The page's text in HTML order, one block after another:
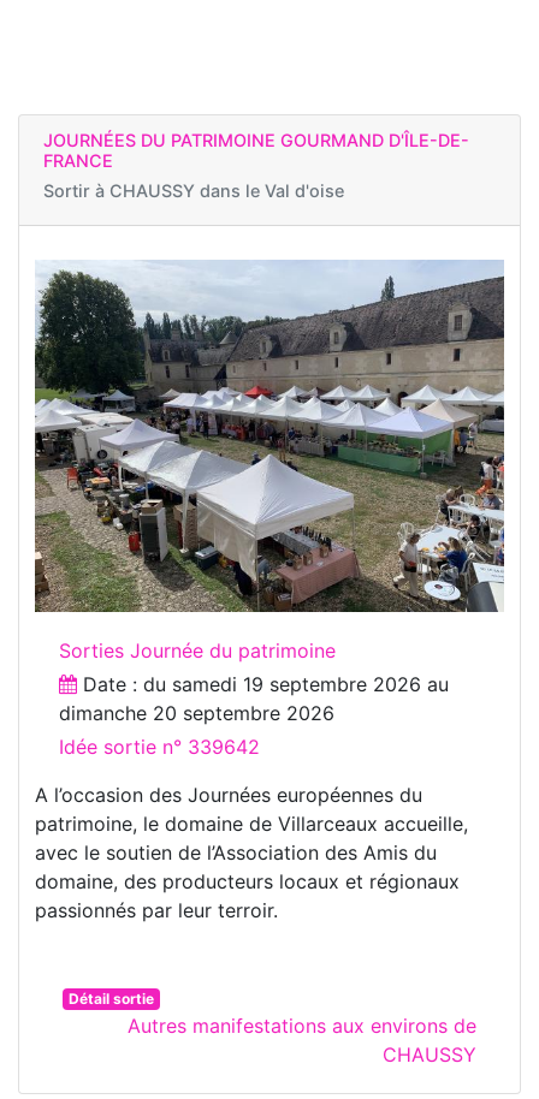
JOURNÉES DU PATRIMOINE GOURMAND D'ÎLE-DE-
FRANCE
Sortir à CHAUSSY dans le Val d'oise
Sorties Journée du patrimoine
Date : du samedi 19 septembre 2026 au
dimanche 20 septembre 2026
Idée sortie n° 339642
A l’occasion des Journées européennes du
patrimoine, le domaine de Villarceaux accueille,
avec le soutien de l’Association des Amis du
domaine, des producteurs locaux et régionaux
passionnés par leur terroir.
Détail sortie
Autres manifestations aux environs de
CHAUSSY